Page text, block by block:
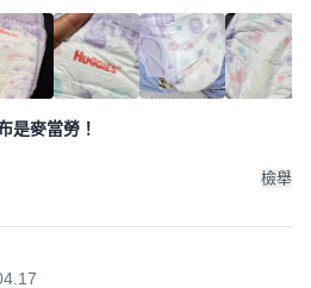
是麥當勞！
檢舉